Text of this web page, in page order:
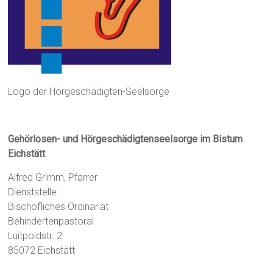
Logo der Hörgeschädigten-Seelsorge
Gehörlosen- und Hörgeschädigtenseelsorge im Bistum
Eichstätt
Alfred Grimm, Pfarrer
Dienststelle:
Bischöfliches Ordinariat
Behindertenpastoral
Luitpoldstr. 2
85072 Eichstätt